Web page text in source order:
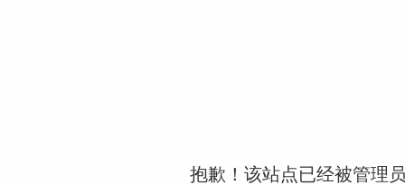
抱歉！该站点已经被管理